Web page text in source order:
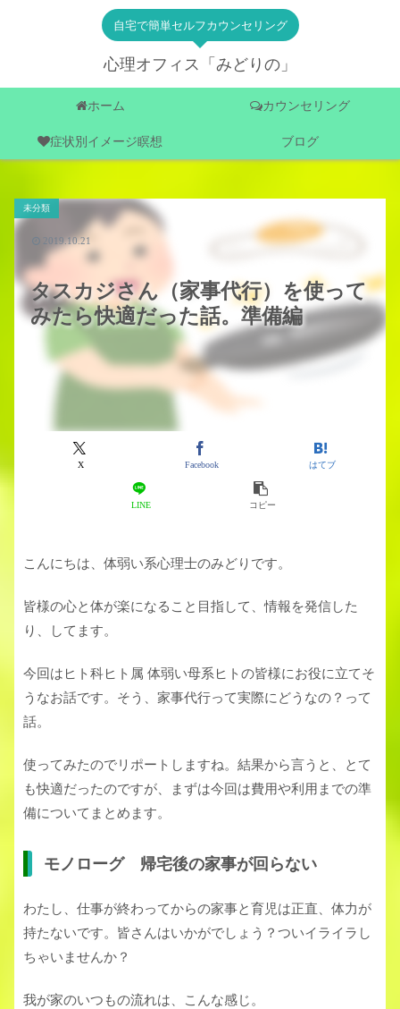
自宅で簡単セルフカウンセリング
心理オフィス「みどりの」
ホーム カウンセリング
症状別イメージ瞑想 ブログ
タスカジさん（家事代行）を使って
みたら快適だった話。準備編
未分類
X Facebook はてブ
LINE コピー
2019.10.21
こんにちは、体弱い系心理士のみどりです。
皆様の心と体が楽になること目指して、情報を発信した
り、してます。
今回はヒト科ヒト属 体弱い母系ヒトの皆様にお役に立てそ
うなお話です。そう、家事代行って実際にどうなの？って
話。
使ってみたのでリポートしますね。結果から言うと、とて
も快適だったのですが、まずは今回は費用や利用までの準
備についてまとめます。
モノローグ 帰宅後の家事が回らない
わたし、仕事が終わってからの家事と育児は正直、体力が
持たないです。皆さんはいかがでしょう？ついイライラし
ちゃいませんか？
我が家のいつもの流れは、こんな感じ。